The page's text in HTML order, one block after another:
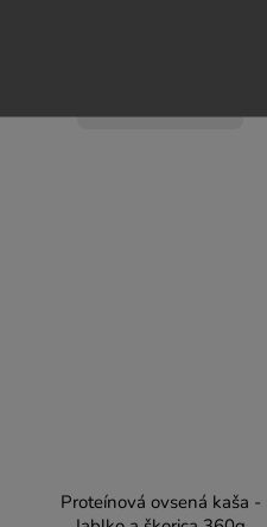
Proteínová ovsená kaša -